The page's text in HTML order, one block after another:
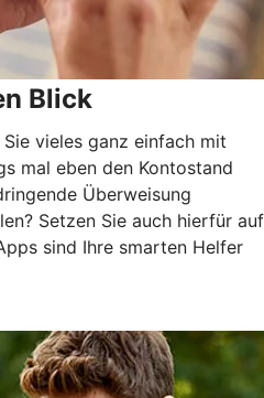
Blick
vieles ganz einfach mit
mal eben den Kontostand
Überweisung
Setzen Sie auch hierfür auf
sind Ihre smarten Helfer